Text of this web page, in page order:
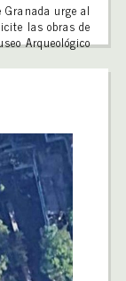
Granada urge al
las obras de
Arqueológico